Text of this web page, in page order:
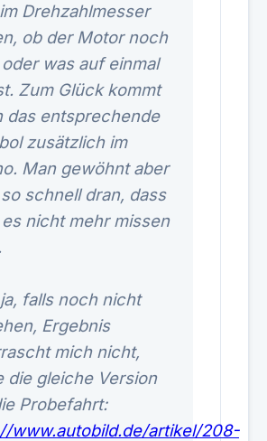
Drehzahlmesser
ob der Motor noch
was auf einmal
Zum Glück kommt
das entsprechende
zusätzlich im
Man gewöhnt aber
schnell dran, dass
nicht mehr missen
falls noch nicht
Ergebnis
mich nicht,
die gleiche Version
Probefahrt:
www.autobild.de/artikel/208-